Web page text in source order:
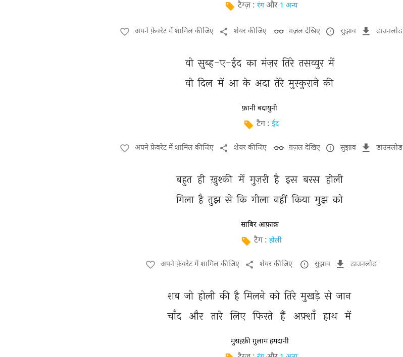
टैग्ज़ : रंग और 1 अन्य
अपने फ़ेवरेट में शामिल कीजिए शेयर कीजिए ग़ज़ल देखिए सुझाव डाउनलोड
वो सुब्ह-ए-ईद का मंज़र तिरे तसव्वुर में
वो दिल में आ के अदा तेरे मुस्कुराने की
फ़ानी बदायुनी
टैग : ईद
अपने फ़ेवरेट में शामिल कीजिए शेयर कीजिए ग़ज़ल देखिए सुझाव डाउनलोड
बहुत ही ख़ुश्की में गुज़री है इस बरस होली
गिला है तुझ से कि गीला नहीं किया मुझ को
साबिर आफ़ाक़
टैग : होली
अपने फ़ेवरेट में शामिल कीजिए शेयर कीजिए सुझाव डाउनलोड
शब जो होली की है मिलने को तिरे मुखड़े से जान
चाँद
और तारे लिए फिरते हैं अफ़्शाँ हाथ में
मुसहफ़ी ग़ुलाम हमदानी